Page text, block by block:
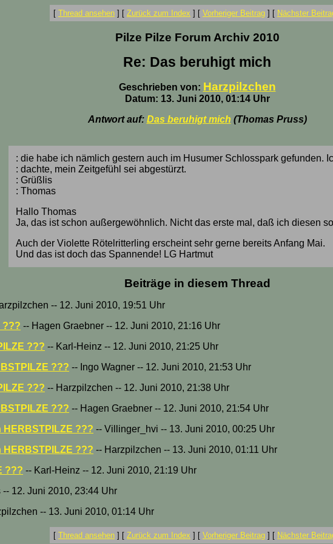
[ Thread ansehen ] [ Zurück zum Index ] [ Vorheriger Beitrag ] [ Nächster
Pilze Pilze Forum Archiv 2010
Re: Das beruhigt mich
Geschrieben von: Harzpilzchen
Datum: 13. Juni 2010, 01:14 Uhr
Antwort auf: Das beruhigt mich (Thomas Pruss)
: die habe ich nämlich gestern auch im Husumer Schlosspark gefunden.
: dachte, mein Zeitgefühl sei abgestürzt.
: Grüßlis
: Thomas
Hallo Thomas
Ja, das ist schon außergewöhnlich. Nicht das erste mal, daß ich diesen
Auch der Violette Rötelritterling erscheint sehr gerne bereits Anfang Mai.
Und das ist doch das Spannende! LG Hartmut
Beiträge in diesem Thread
-- 12. Juni 2010, 19:51 Uhr
??? -- Hagen Graebner -- 12. Juni 2010, 21:16 Uhr
??? -- Karl-Heinz -- 12. Juni 2010, 21:25 Uhr
??? -- Ingo Wagner -- 12. Juni 2010, 21:53 Uhr
??? -- Harzpilzchen -- 12. Juni 2010, 21:38 Uhr
??? -- Hagen Graebner -- 12. Juni 2010, 21:54 Uhr
HERBSTPILZE ??? -- Villinger_hvi -- 13. Juni 2010, 00:25 Uhr
HERBSTPILZE ??? -- Harzpilzchen -- 13. Juni 2010, 01:11 Uhr
??? -- Karl-Heinz -- 12. Juni 2010, 21:19 Uhr
12. Juni 2010, 23:44 Uhr
-- 13. Juni 2010, 01:14 Uhr
[ Thread ansehen ] [ Zurück zum Index ] [ Vorheriger Beitrag ] [ Nächster